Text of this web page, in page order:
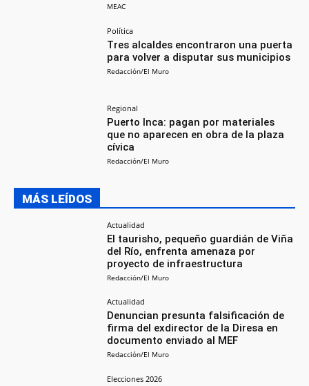
MEAC
Política
Tres alcaldes encontraron una puerta
para volver a disputar sus municipios
Redacción/El Muro
Regional
Puerto Inca: pagan por materiales
que no aparecen en obra de la plaza
cívica
Redacción/El Muro
MÁS LEÍDOS
Actualidad
El taurisho, pequeño guardián de Viña
del Río, enfrenta amenaza por
proyecto de infraestructura
Redacción/El Muro
Actualidad
Denuncian presunta falsificación de
firma del exdirector de la Diresa en
documento enviado al MEF
Redacción/El Muro
Elecciones 2026